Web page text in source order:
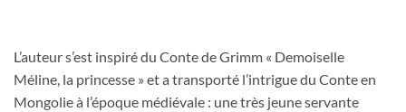
L’auteur s’est inspiré du Conte de Grimm « Demoiselle
Méline, la princesse » et a transporté l’intrigue du Conte en
Mongolie à l’époque médiévale : une très jeune servante